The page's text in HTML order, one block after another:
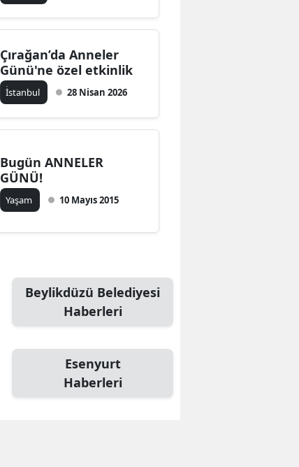
Çırağan’da Anneler
Günü'ne özel etkinlik
İ̇stanbul 28 Nisan 2026
Bugün ANNELER
GÜNÜ!
Yaşam 10 Mayıs 2015
Beylikdüzü Belediyesi
Haberleri
Esenyurt
Haberleri